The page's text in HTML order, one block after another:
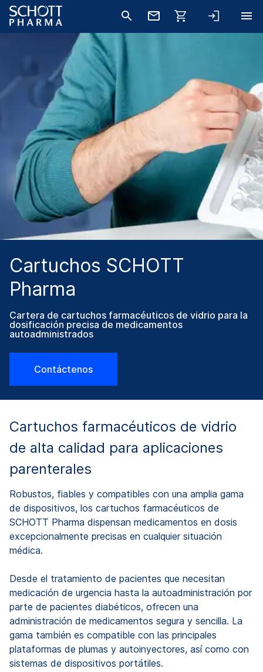
Cartuchos SCHOTT
Pharma
Cartera de cartuchos farmacéuticos de vidrio para la
dosificación precisa de medicamentos
autoadministrados
Contáctenos
Cartuchos farmacéuticos de vidrio
de alta calidad para aplicaciones
parenterales
Robustos, fiables y compatibles con una amplia gama
de dispositivos, los cartuchos farmacéuticos de
SCHOTT Pharma dispensan medicamentos en dosis
excepcionalmente precisas en cualquier situación
médica.
Desde el tratamiento de pacientes que necesitan
medicación de urgencia hasta la autoadministración por
parte de pacientes diabéticos, ofrecen una
administración de medicamentos segura y sencilla. La
gama también es compatible con las principales
plataformas de plumas y autoinyectores, así como con
sistemas de dispositivos portátiles.